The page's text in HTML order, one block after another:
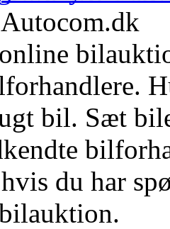
bil. Sæt
du har